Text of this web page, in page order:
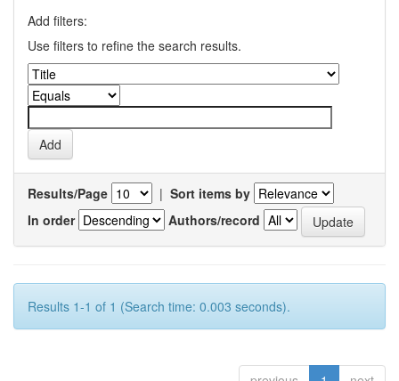
Add filters:
Use filters to refine the search results.
Results/Page | Sort items by
In order
Authors/record
Results 1-1 of 1 (Search time: 0.003 seconds).